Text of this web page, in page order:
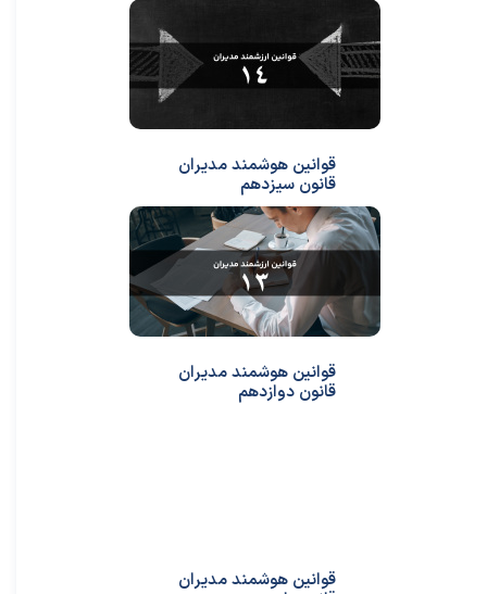
قوانین هوشمند مدیران
قانون سیزدهم
قوانین هوشمند مدیران
قانون دوازدهم
قوانین هوشمند مدیران